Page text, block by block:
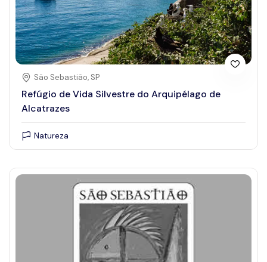
São Sebastião, SP
Refúgio de Vida Silvestre do Arquipélago de
Alcatrazes
Natureza